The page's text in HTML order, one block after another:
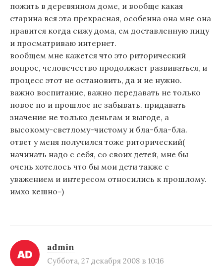
пожить в деревянном доме, и вообще какая
старина вся эта прекрасная, особенна она мне она
нравится когда сижу дома, ем доставленную пицу
и просматриваю интернет.
вообщем мне кажется что это риторический
вопрос, человечество продолжает развиваться, и
процесс этот не остановить, да и не нужно.
важно воспитание, важно передавать не только
новое но и прошлое не забывать. придавать
значение не только деньгам и выгоде, а
высокому-светлому-чистому и бла-бла-бла.
ответ у меня получился тоже риторический(
начинать надо с себя, со своих детей, мне бы
очень хотелось что бы мои дети также с
уважением и интересом относились к прошлому.
имхо кешно=)
admin
Суббота, 27 декабря 2008 в 10:16